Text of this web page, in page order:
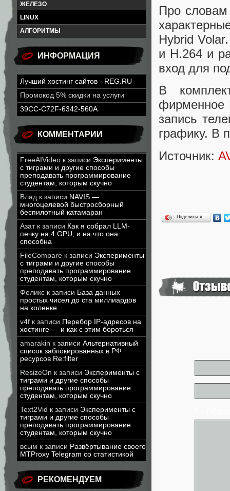
ЖЕЛЕЗО
LINUX
АЛГОРИТМЫ
ИНФОРМАЦИЯ
Лучший хостинг сайтов - REG.RU
Промокод 5% скидки на услуги
39CC-C72F-6342-560A
КОММЕНТАРИИ
FreeAIVideo к записи Эксперименты
с тиграми и другие способы
преподавать программирование
студентам, которым скучно
Влад к записи NAVIS —
многоцелевой быстросборный
беспилотный катамаран
Азатк записи Как я собрал LLM-
печку на 4 GPU, и на что она
способна
FileCompare к записи Эксперименты
с тиграми и другие способы
преподавать программирование
студентам, которым скучно
Феликс к записи База данных
простых чисел до ста миллиардов
на коленке
v4f к записи Перебор IP-адресов на
хостинге — и как с этим бороться
amarakin к записи Альтернативный
список заблокированных в РФ
ресурсов Re:filter
ResizeOn к записи Эксперименты с
тиграми и другие способы
преподавать программирование
студентам, которым скучно
Text2Vid к записи Эксперименты с
тиграми и другие способы
преподавать программирование
студентам, которым скучно
всым к записи Развёртывание своего
MTProxy Telegram со статистикой
РЕКОМЕНДУЕМ
Про словам
Hybrid
и H.264 и
вход для
В
фирменное
запись
графику. В
Источник:
Поделиться…